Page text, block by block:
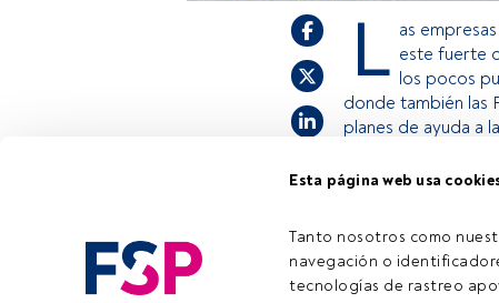
Esta página web usa
Tanto nosotros como
navegación o
tecnologías de rastreo
5 min.
L as
este fuerte
los pocos
donde también las
planes de ayuda a
estás registrado,
invitamos a